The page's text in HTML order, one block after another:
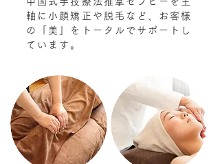
軸に小顔矯正や脱毛など、お客様
の「美」をトータルでサポートし
ています。